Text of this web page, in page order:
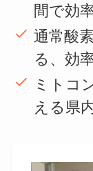
間で効
通常酸
る、効
ミトコ
える県